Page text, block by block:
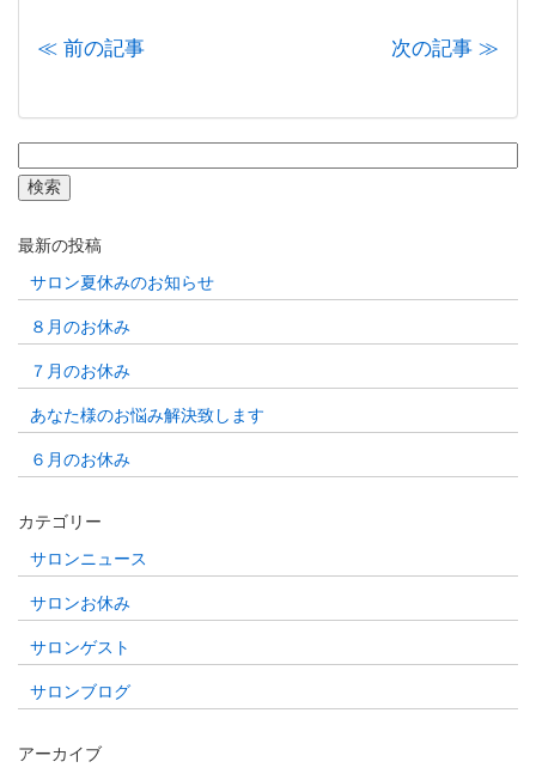
≪ 前の記事 次の記事 ≫
検
索:
最新の投稿
サロン夏休みのお知らせ
８月のお休み
７月のお休み
あなた様のお悩み解決致します
６月のお休み
カテゴリー
サロンニュース
サロンお休み
サロンゲスト
サロンブログ
アーカイブ